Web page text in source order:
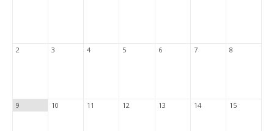
2 3 4 5 6 7 8
9 10 11 12 13 14 15